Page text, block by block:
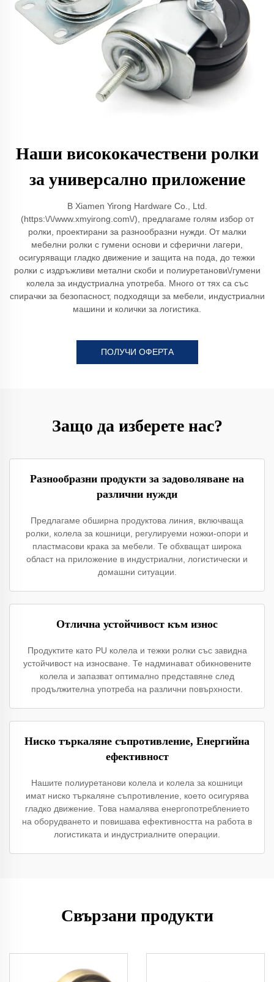
Наши висококачествени ролки
за универсално приложение
В Xiamen Yirong Hardware Co., Ltd.
(https:\/\/www.xmyirong.com\/), предлагаме голям избор от
ролки, проектирани за разнообразни нужди. От малки
мебелни ролки с гумени основи и сферични лагери,
осигуряващи гладко движение и защита на пода, до тежки
ролки с издръжливи метални скоби и полиуретанови\/гумени
колела за индустриална употреба. Много от тях са със
спирачки за безопасност, подходящи за мебели, индустриални
машини и колички за логистика.
ПОЛУЧИ ОФЕРТА
Защо да изберете нас?
Разнообразни продукти за задоволяване на
различни нужди
Предлагаме обширна продуктовa линия, включваща
ролки, колела за кошници, регулируеми ножки-опори и
пластмасови крака за мебели. Те обхващат широка
област на приложение в индустриални, логистически и
домашни ситуации.
Отлична устойчивост към износ
Продуктите като PU колела и тежки ролки със завидна
устойчивост на износване. Те надминават обикновените
колела и запазват оптимално представяне след
продължителна употреба на различни повърхности.
Ниско търкаляне съпротивление, Енергийна
ефективност
Нашите полиуретанови колела и колела за кошници
имат ниско търкаляне съпротивление, което осигурява
гладко движение. Това намалява енергопотреблението
на оборудването и повишава ефективността на работа в
логистиката и индустриалните операции.
Свързани продукти